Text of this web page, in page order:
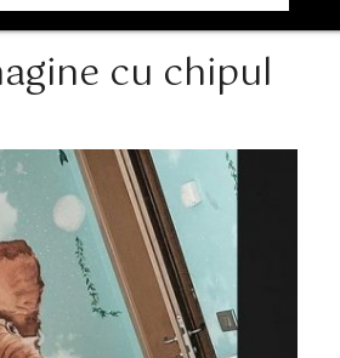
cu chipul